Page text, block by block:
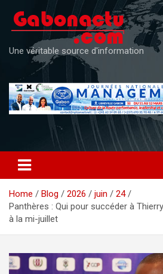
content
Une véritable source d'information
Home Blog 2026 juin
24
Panthères : Qui pour succéder à
à la mi-juillet